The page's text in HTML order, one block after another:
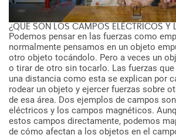
¿QUÉ SON LOS CAMPOS ELÉCTRICOS Y
Podemos pensar en las fuerzas como
normalmente pensamos en un objeto
otro objeto tocándolo. Pero a veces un
o tirar de otro sin tocarlo. Las fuerzas que
una distancia como esta se explican por
rodear un objeto y ejercer fuerzas sobre
de esa área. Dos ejemplos de campos son
eléctricos y los campos magnéticos.
estos campos directamente, podemos
de cómo afectan a los objetos en el